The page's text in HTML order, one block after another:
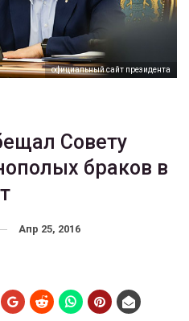
официальный сайт президента
Совету
браков в
Апр 25, 2016